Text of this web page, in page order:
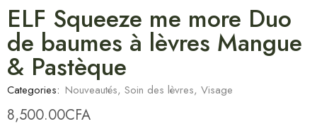
ELF Squeeze me more Duo
de baumes à lèvres Mangue
& Pastèque
Categories: Nouveautés, Soin des lèvres, Visage
8,500.00CFA